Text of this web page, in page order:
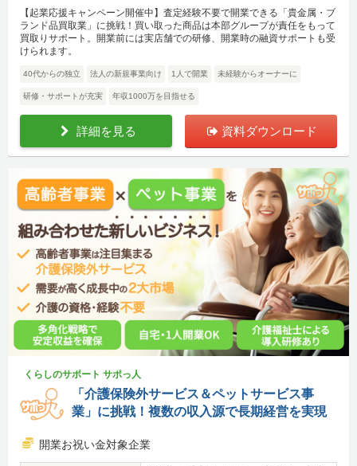
【起業応援キャンペーン開催中】査定経験不要で開業できる「貴金属・ブ
ランド品買取業」に挑戦！買い取った商品は本部グループが責任をもって
買取りサポート。開業前には実店舗での研修、開業時の融資サポートも受
けられます。
40代からの独立 法人の新規事業向け 1人で開業 未経験からオーナーに
研修・サポートが充実 年収1000万を目指せる
詳細を見る 資料ダウンロード
くらしのサポート サポっ人
「介護保険外サービス＆ペットサービス事
業」に挑戦！複数の収入源で長期経営を実現
開業お祝い金対象企業